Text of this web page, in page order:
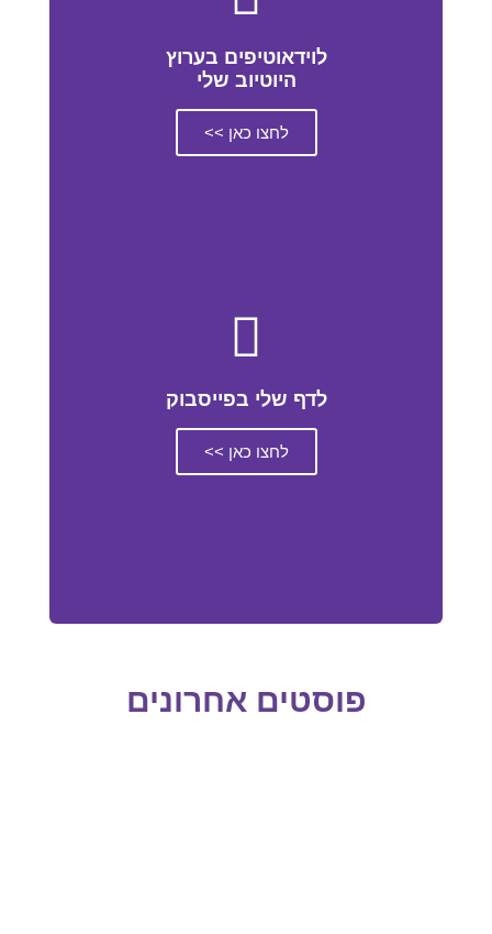
לוידאוטיפים בערוץ
היוטיוב שלי
לחצו כאן >>
לדף שלי בפייסבוק
לחצו כאן >>
פוסטים אחרונים